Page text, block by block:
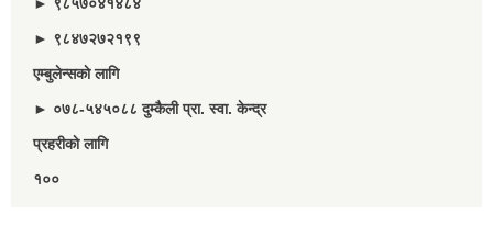
► ९८४७२७२१९९
एम्बुलेन्सकाे लागि
► ०७८-५४५०८८ दुम्कैली प्रा. स्वा. केन्द्र
प्रहरीकाे लागि
१००